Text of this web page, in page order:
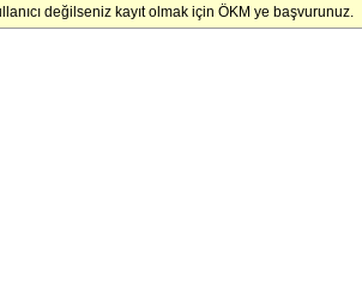
değilseniz kayıt olmak için ÖKM ye başvurunuz.